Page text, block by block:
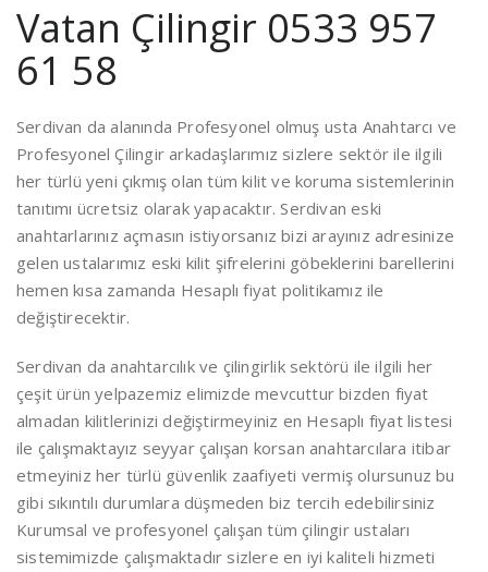
Vatan Çilingir 0533 957
61 58
Serdivan da alanında Profesyonel olmuş usta Anahtarcı ve
Profesyonel Çilingir arkadaşlarımız sizlere sektör ile ilgili
her türlü yeni çıkmış olan tüm kilit ve koruma sistemlerinin
tanıtımı ücretsiz olarak yapacaktır. Serdivan eski
anahtarlarınız açmasın istiyorsanız bizi arayınız adresinize
gelen ustalarımız eski kilit şifrelerini göbeklerini barellerini
hemen kısa zamanda Hesaplı fiyat politikamız ile
değiştirecektir.
Serdivan da anahtarcılık ve çilingirlik sektörü ile ilgili her
çeşit ürün yelpazemiz elimizde mevcuttur bizden fiyat
almadan kilitlerinizi değiştirmeyiniz en Hesaplı fiyat listesi
ile çalışmaktayız seyyar çalışan korsan anahtarcılara itibar
etmeyiniz her türlü güvenlik zaafiyeti vermiş olursunuz bu
gibi sıkıntılı durumlara düşmeden biz tercih edebilirsiniz
Kurumsal ve profesyonel çalışan tüm çilingir ustaları
sistemimizde çalışmaktadır sizlere en iyi kaliteli hizmeti